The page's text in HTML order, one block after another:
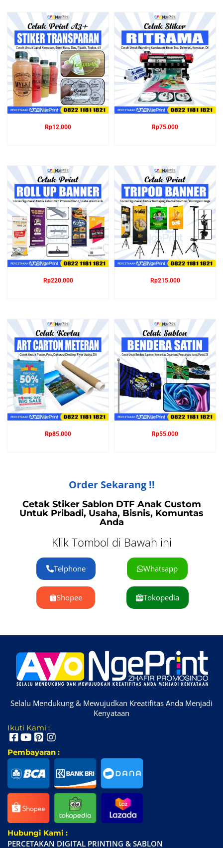
Rp12.000 Rp75.000
Rp220.000 Rp215.000
Rp85.000 Rp55.000
Order Sekarang !!
Cetak Stiker Sablon DTF Anak Custom
Untuk Pribadi, Usaha, Bisnis, Komuntas
Anda
Klik Tombol di Bawah ini
Telphone Whatsapp
Shopee Tokopedia
Selalu Mendukung & Mewujudkan Kreatifitas Anda Menjadi
Kenyataan
Ikuti Kami :
Pembayaran :
Hubungi Kami :
PERCETAKAN DIGITAL PRINTING & SABLON